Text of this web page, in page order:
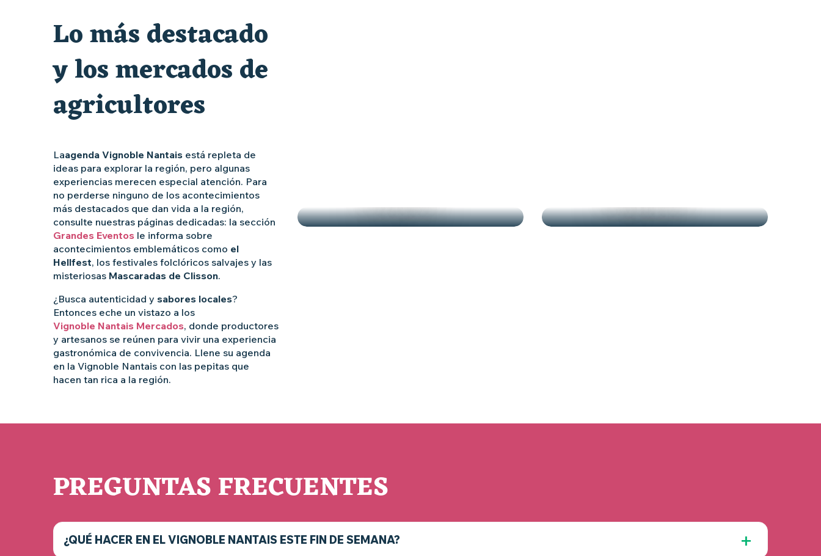
Les Dimanches au port, 6e édition
Lo más destacado
y los mercados de
agricultores
Laagenda Vignoble Nantais está repleta de
ideas para explorar la región, pero algunas
experiencias merecen especial atención. Para
no perderse ninguno de los acontecimientos
más destacados que dan vida a la región,
consulte nuestras páginas dedicadas: la sección
Grandes Eventos le informa sobre
acontecimientos emblemáticos como el
Hellfest, los festivales folclóricos salvajes y las
misteriosas Mascaradas de Clisson.
¿Busca autenticidad y sabores locales?
Entonces eche un vistazo a los
Vignoble Nantais Mercados, donde productores
y artesanos se reúnen para vivir una experiencia
gastronómica de convivencia. Llene su agenda
en la Vignoble Nantais con las pepitas que
hacen tan rica a la región.
PREGUNTAS FRECUENTES
¿QUÉ HACER EN EL VIGNOBLE NANTAIS ESTE FIN DE SEMANA?